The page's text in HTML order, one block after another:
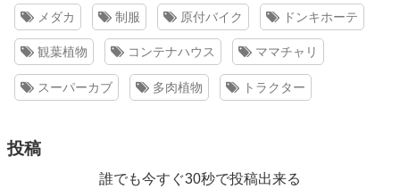
メダカ 制服 原付バイク ドンキホーテ
観葉植物 コンテナハウス ママチャリ
スーパーカブ 多肉植物 トラクター
投稿
誰でも今すぐ30秒で投稿出来る